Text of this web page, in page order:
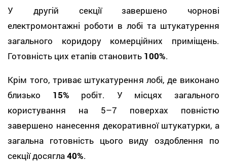
У другій секції завершено чорнові
електромонтажні роботи в лобі та штукатурення
загального коридору комерційних приміщень.
Готовність цих етапів становить 100%.
Крім того, триває штукатурення лобі, де виконано
близько 15% робіт. У місцях загального
користування на 5–7 поверхах повністю
завершено нанесення декоративної штукатурки, а
загальна готовність цього виду оздоблення по
секції досягла40%.